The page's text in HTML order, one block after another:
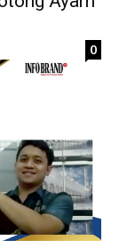
0